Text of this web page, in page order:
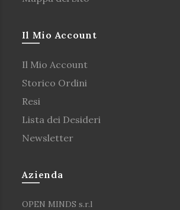
Il Mio Account
Il Mio Account
Storico Ordini
Resi
Lista dei Desideri
Newsletter
Azienda
OPEN MINDS s.r.l